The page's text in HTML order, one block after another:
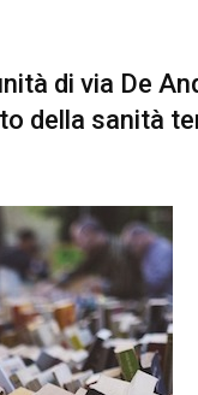
di via De
della sanità